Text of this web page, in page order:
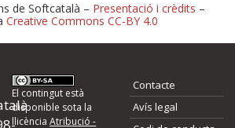
nos millores o
de Softcatalà – Presentació i crèdits –
Creative Commons CC-BY 4.0
El contingut està
disponible sota la
llicènciaAtribució -
Contacte
Avís legal